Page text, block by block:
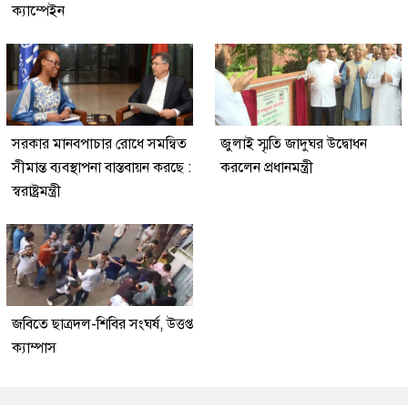
ক্যাম্পেইন
সরকার মানবপাচার রোধে সমন্বিত
সীমান্ত ব্যবস্থাপনা বাস্তবায়ন করছে :
স্বরাষ্ট্রমন্ত্রী
জুলাই স্মৃতি জাদুঘর উদ্বোধন
করলেন প্রধানমন্ত্রী
জবিতে ছাত্রদল-শিবির সংঘর্ষ, উত্তপ্ত
ক্যাম্পাস